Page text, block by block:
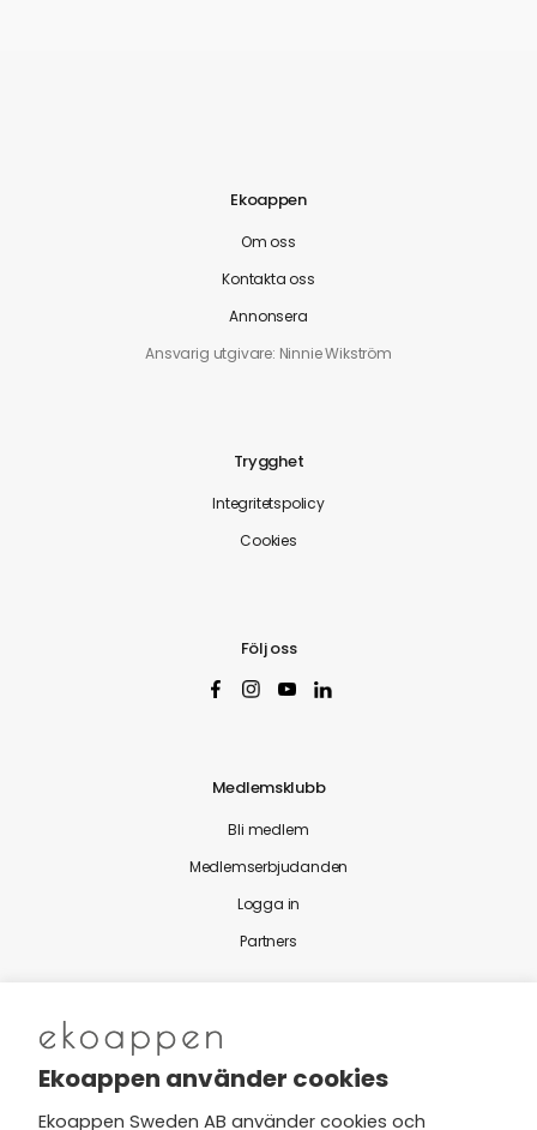
Ekoappen
Om oss
Kontakta oss
Annonsera
Ansvarig utgivare: Ninnie Wikström
Trygghet
Integritetspolicy
Cookies
Följ oss
Medlemsklubb
Bli medlem
Medlemserbjudanden
Logga in
Partners
Nytt från Ekoappen
Ekoappen använder cookies
Ekoappen Sweden AB använder cookies och